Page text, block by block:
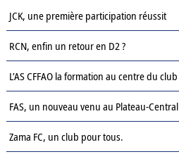
JCK, une première participation réussit
RCN, enfin un retour en D2 ?
L’AS CFFAO la formation au centre du club
FAS, un nouveau venu au Plateau-Central
Zama FC, un club pour tous.